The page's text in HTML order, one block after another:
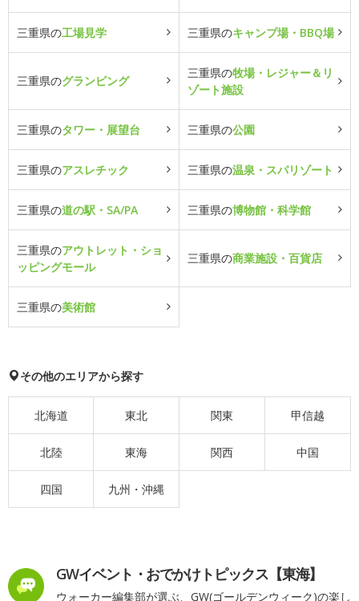
三重県の工場見学 三重県のキャンプ場・BBQ場
三重県のグランピング
三重県の牧場・レジャー＆リ
ゾート施設
三重県のタワー・展望台 三重県の公園
三重県のアスレチック 三重県の温泉・スパリゾート
三重県の道の駅・SA/PA 三重県の博物館・科学館
三重県のアウトレット・ショ
ッピングモール
三重県の商業施設・百貨店
三重県の美術館
その他のエリアから探す
北海道 東北 関東 甲信越
北陸 東海 関西 中国
四国 九州・沖縄
GWイベント・おでかけトピックス【東海】
ウォーカー編集部が選ぶ、GW(ゴールデンウィーク)の楽し